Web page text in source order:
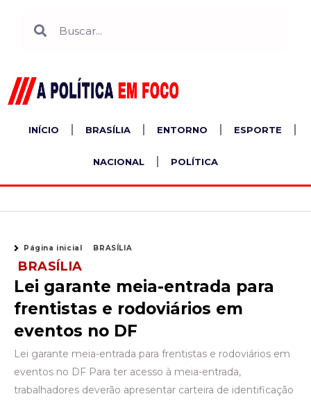
INÍCIO BRASÍLIA ENTORNO ESPORTE
NACIONAL POLÍTICA
Página inicial BRASÍLIA
BRASÍLIA
Lei garante meia-entrada para
frentistas e rodoviários em
eventos no DF
Lei garante meia-entrada para frentistas e rodoviários em
eventos no DF Para ter acesso à meia-entrada,
trabalhadores deverão apresentar carteira de identificação